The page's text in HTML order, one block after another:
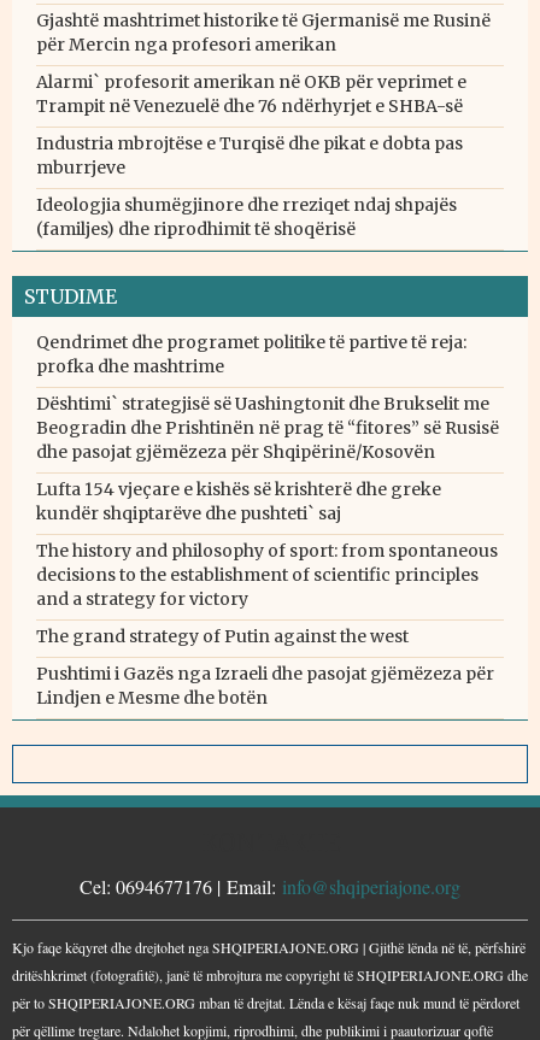
Gjashtë mashtrimet historike të Gjermanisë me Rusinë
për Mercin nga profesori amerikan
Alarmi` profesorit amerikan në OKB për veprimet e
Trampit në Venezuelë dhe 76 ndërhyrjet e SHBA-së
Industria mbrojtëse e Turqisë dhe pikat e dobta pas
mburrjeve
Ideologjia shumëgjinore dhe rreziqet ndaj shpajës
(familjes) dhe riprodhimit të shoqërisë
STUDIME
Qendrimet dhe programet politike të partive të reja:
profka dhe mashtrime
Dështimi` strategjisë së Uashingtonit dhe Brukselit me
Beogradin dhe Prishtinën në prag të “fitores” së Rusisë
dhe pasojat gjëmëzeza për Shqipërinë/Kosovën
Lufta 154 vjeçare e kishës së krishterë dhe greke
kundër shqiptarëve dhe pushteti` saj
The history and philosophy of sport: from spontaneous
decisions to the establishment of scientific principles
and a strategy for victory
The grand strategy of Putin against the west
Pushtimi i Gazës nga Izraeli dhe pasojat gjëmëzeza për
Lindjen e Mesme dhe botën
Cel: 0694677176 | Email: info@shqiperiajone.org
Kjo faqe këqyret dhe drejtohet nga SHQIPERIAJONE.ORG | Gjithë lënda në të, përfshirë
dritëshkrimet (fotografitë), janë të mbrojtura me copyright të SHQIPERIAJONE.ORG dhe
për to SHQIPERIAJONE.ORG mban të drejtat. Lënda e kësaj faqe nuk mund të përdoret
për qëllime tregtare. Ndalohet kopjimi, riprodhimi, dhe publikimi i paautorizuar qoftë